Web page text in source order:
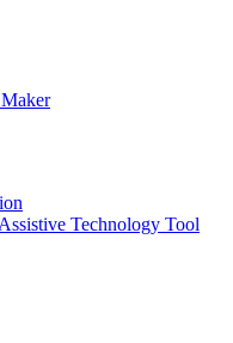
Technology Tool